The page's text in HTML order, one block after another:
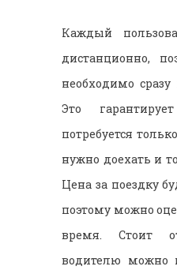
Каждый
дистанционно,
необходимо
Это
потребуется
нужно доехать и
Цена за поездку
поэтому можно
время. Стоит
водителю можно